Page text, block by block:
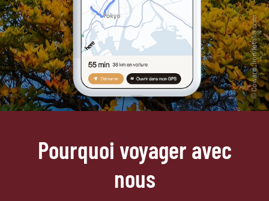
Pourquoi voyager avec
nous